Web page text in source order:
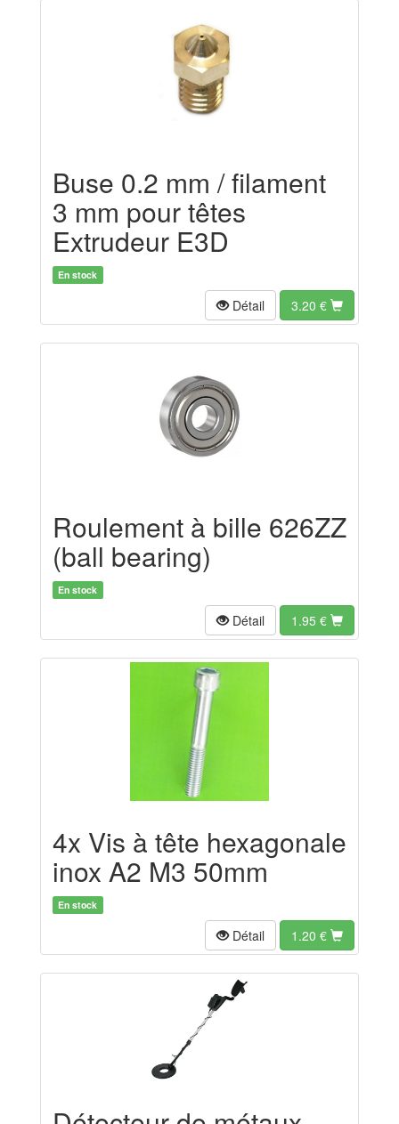
Buse 0.2 mm / filament
3 mm pour têtes
Extrudeur E3D
En stock
Détail 3.20 €
Roulement à bille 626ZZ
(ball bearing)
En stock
Détail 1.95 €
4x Vis à tête hexagonale
inox A2 M3 50mm
En stock
Détail 1.20 €